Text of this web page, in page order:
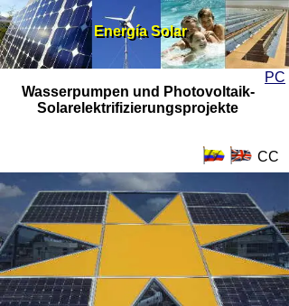
Wasserpumpen und Photovoltaik-
Solarelektrifizierungsprojekte
Energía Solar
Energía Solar
PC
CC